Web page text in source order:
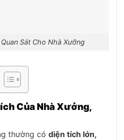
Sát Cho Nhà Xưỡng
Của Nhà Xưởng,
thường có diện tích lớn,